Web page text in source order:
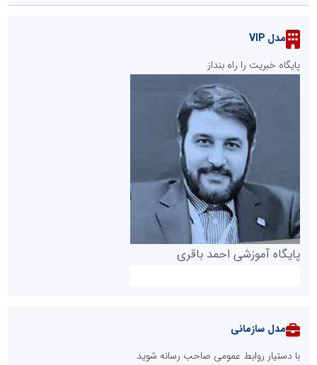
مدل VIP
پایگاه خبریت را راه بنداز
پایگاه آموزشی احمد باقری
مدل سازمانی
با دستیار روابط عمومی صاحب رسانه شوید